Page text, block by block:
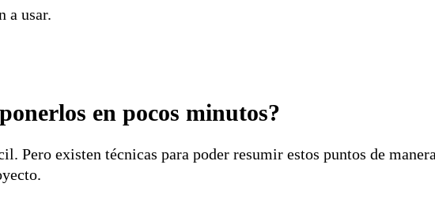
a usar.
en pocos minutos?
Pero existen técnicas para poder resumir estos puntos de